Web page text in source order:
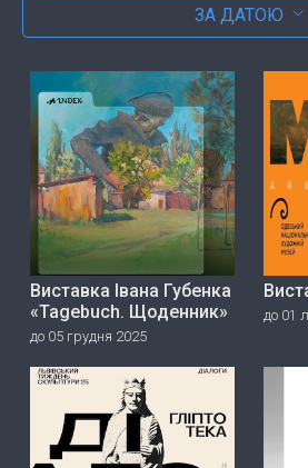
ЗА ДАТОЮ
Виставка Івана Губенка
«Tagebuch. Щоденник»
до 05 грудня 2025
до 01